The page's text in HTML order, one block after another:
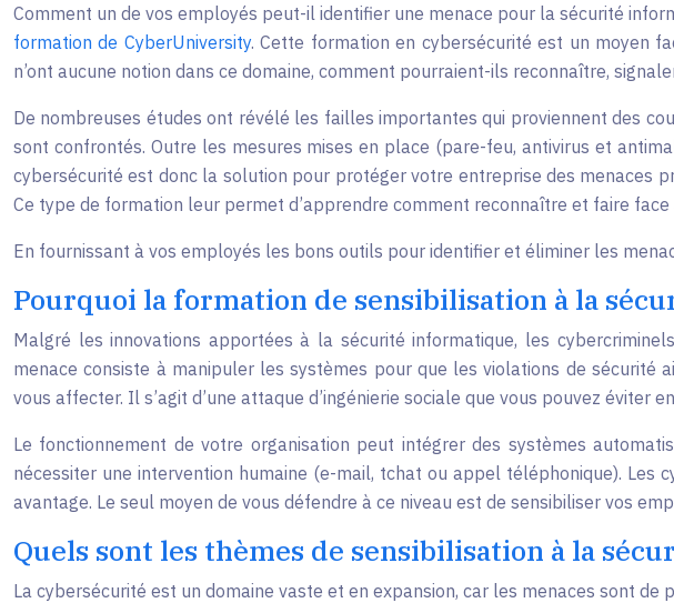
Comment un de vos employés peut-il identifier une menace pour la sécurité
formation de CyberUniversity. Cette formation en cybersécurité est un moyen
n’ont aucune notion dans ce domaine, comment pourraient-ils reconnaître,
De nombreuses études ont révélé les failles importantes qui proviennent des
sont confrontés. Outre les mesures mises en place (pare-feu, antivirus et
cybersécurité est donc la solution pour protéger votre entreprise des menaces
Ce type de formation leur permet d’apprendre comment reconnaître et faire
En fournissant à vos employés les bons outils pour identifier et éliminer les
Pourquoi la formation de sensibilisation à la
Malgré les innovations apportées à la sécurité informatique, les
menace consiste à manipuler les systèmes pour que les violations de sécurité
vous affecter. Il s’agit d’une attaque d’ingénierie sociale que vous pouvez éviter
Le fonctionnement de votre organisation peut intégrer des systèmes
nécessiter une intervention humaine (e-mail, tchat ou appel téléphonique). Les
avantage. Le seul moyen de vous défendre à ce niveau est de sensibiliser vos
Quels sont les thèmes de sensibilisation à la
La cybersécurité est un domaine vaste et en expansion, car les menaces sont